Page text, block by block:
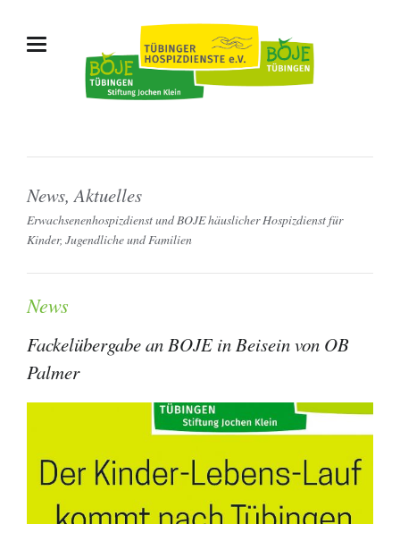
News, Aktuelles
Erwachsenenhospizdienst und BOJE häuslicher Hospizdienst für
Kinder, Jugendliche und Familien
News
Fackelübergabe an BOJE in Beisein von OB
Palmer